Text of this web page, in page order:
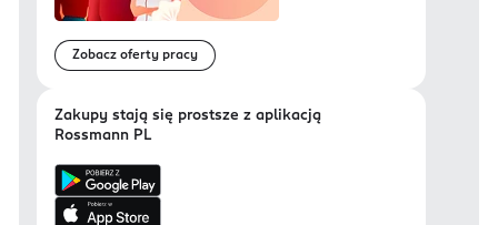
Zobacz oferty pracy
Zakupy stają się prostsze z aplikacją
Rossmann PL